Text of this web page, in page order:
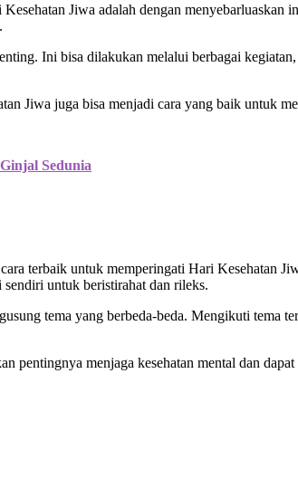
Jiwa adalah dengan menyebarluaskan
Ini bisa dilakukan melalui berbagai
Jiwa juga bisa menjadi cara yang baik untuk
Sedunia
terbaik untuk memperingati Hari Kesehatan
untuk beristirahat dan rileks.
tema yang berbeda-beda. Mengikuti tema
pentingnya menjaga kesehatan mental dan